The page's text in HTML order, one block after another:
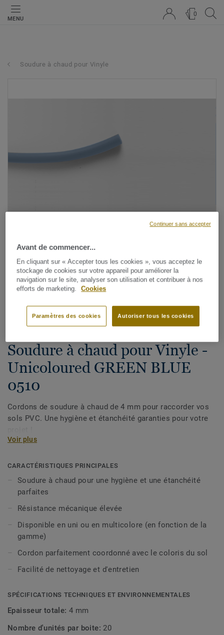
MENU
0
Soudure à chaud pour Vinyle
Voir tous les décors (1146)
Soudure à chaud pour Vinyle -
Unicoloured GREEN BLUE
0510
Cordons de soudure à chaud de 4 mm pour raccorder vos
sols PVC. Une hygiène et étanchéité garanties pour votre
Voir plus
CARACTÉRISTIQUES PRINCIPALES
Soudure à chaud pour une hygiène et une étanchéité
parfaites
Résistance mécanique élevée
Disponible en uni ou en multicolore (en fonction de la
gamme)
Cordon parfaitement coordonné avec le coloris du sol
Facilité de nettoyage et d'entretien
SPÉCIFICATIONS TECHNIQUES ET ENVIRONNEMENTALES
Epaisseur totale: 4 mm
Nombre d'unités par boite: 20
Avant de commencer...
En cliquant sur « Accepter tous les cookies », vous acceptez le
stockage de cookies sur votre appareil pour améliorer la
navigation sur le site, analyser son utilisation et contribuer à nos
efforts de marketing.
Cookies
Autoriser tous les cookies
Paramètres des cookies
Continuer sans accepter